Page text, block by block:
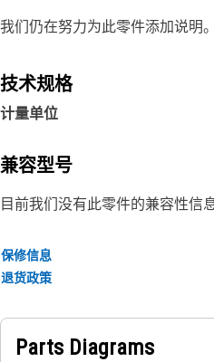
我们仍在努力为此零件添加说明。
技术规格
计量单位
兼容型号
目前我们没有此零件的兼容性信息
保修信息
退货政策
Parts Diagrams